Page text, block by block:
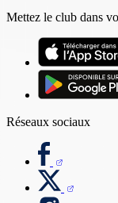
Mettez le club dans
Réseaux sociaux